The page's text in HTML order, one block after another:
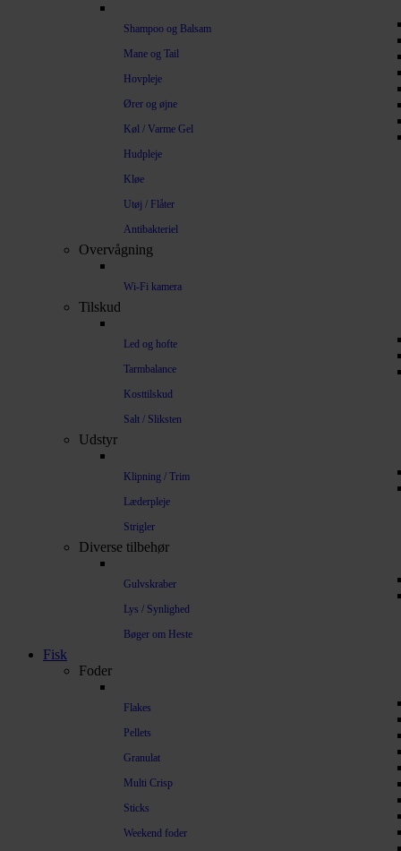
Shampoo og Balsam
Mane og Tail
Hovpleje
Ører og øjne
Køl / Varme Gel
Hudpleje
Kløe
Utøj / Flåter
Antibakteriel
Overvågning
Wi-Fi kamera
Tilskud
Led og hofte
Tarmbalance
Kosttilskud
Salt / Sliksten
Udstyr
Klipning / Trim
Læderpleje
Strigler
Diverse tilbehør
Gulvskraber
Lys / Synlighed
Bøger om Heste
Fisk
Foder
Flakes
Pellets
Granulat
Multi Crisp
Sticks
Weekend foder